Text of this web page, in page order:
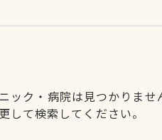
ック・病院は見つかりませ
して検索してください。